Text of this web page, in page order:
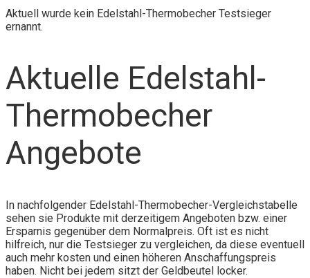
Aktuell wurde kein Edelstahl-Thermobecher Testsieger
ernannt.
Aktuelle Edelstahl-
Thermobecher
Angebote
In nachfolgender Edelstahl-Thermobecher-Vergleichstabelle
sehen sie Produkte mit derzeitigem Angeboten bzw. einer
Ersparnis gegenüber dem Normalpreis. Oft ist es nicht
hilfreich, nur die Testsieger zu vergleichen, da diese eventuell
auch mehr kosten und einen höheren Anschaffungspreis
haben. Nicht bei jedem sitzt der Geldbeutel locker.